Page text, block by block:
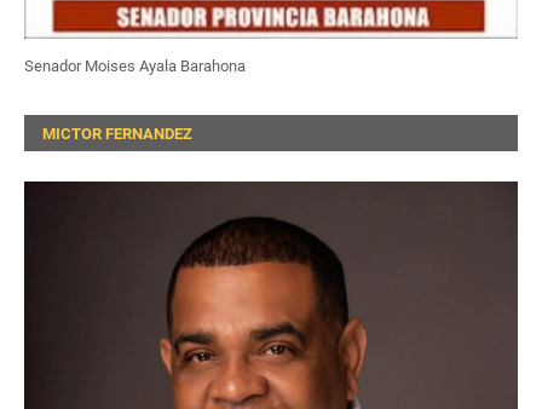
Senador Moises Ayala Barahona
MICTOR FERNANDEZ